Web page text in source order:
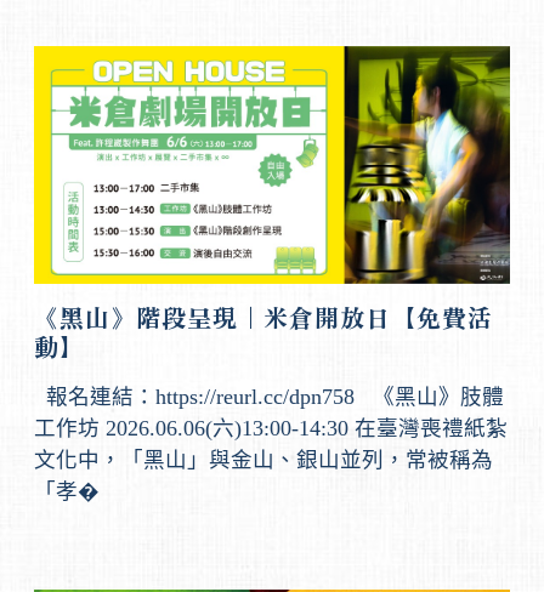
《黑山》階段呈現｜米倉開放日【免費活
動】
報名連結：https://reurl.cc/dpn758 《黑山》肢體
工作坊 2026.06.06(六)13:00-14:30 在臺灣喪禮紙紮
文化中，「黑山」與金山、銀山並列，常被稱為
「孝�